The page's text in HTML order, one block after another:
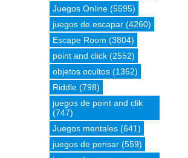
Juegos Online (5595)
juegos de escapar (4260)
Escape Room (3804)
point and click (2552)
objetos ocultos (1352)
Riddle (798)
juegos de point and clik
(747)
Juegos mentales (641)
juegos de pensar (559)